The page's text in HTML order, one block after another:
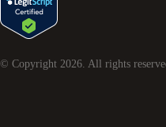
© Copyright 2026. All rights